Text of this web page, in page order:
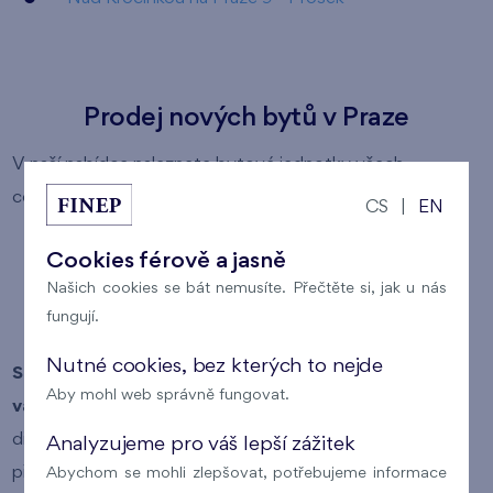
Prodej nových bytů v Praze
V naší nabídce naleznete bytové jednotky všech
cenových kategorií:
byty střední kategorie
luxusní byty
Snadno si tak můžete vybrat byt, který odpovídá
vašim požadavkům
(lokalita, typ vlastnictví bytu,
dispozice bytu, plocha bytu a cena bytu). Pokud si v
přehledu nabízených bytů kliknete na číslo konkrétního
CS EN
Cookies férově a jasně
Našich cookies se bát nemusíte. Přečtěte si, jak u nás
fungují.
Nutné cookies, bez kterých to nejde
Aby mohl web správně fungovat.
Analyzujeme pro váš lepší zážitek
Abychom se mohli zlepšovat, potřebujeme informace